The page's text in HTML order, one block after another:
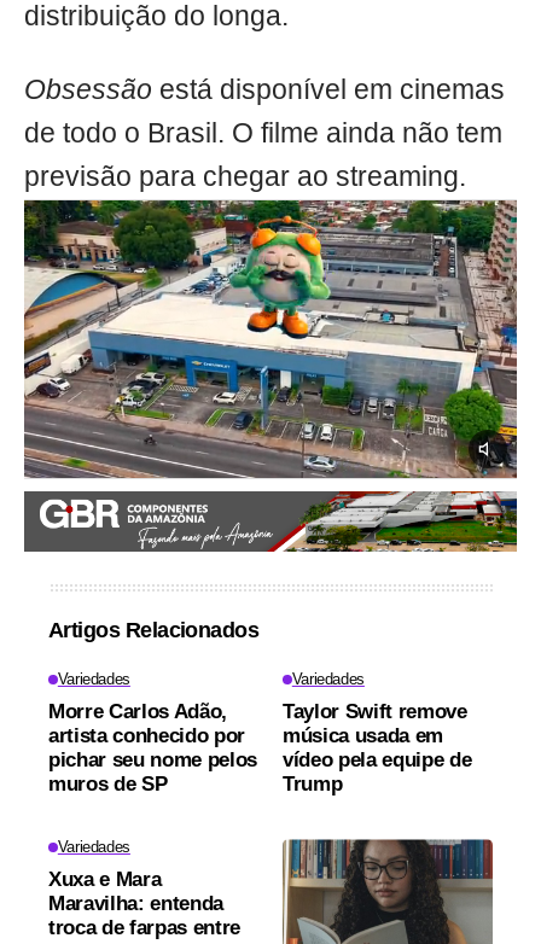
distribuição do longa.
Obsessão está disponível em cinemas
de todo o Brasil. O filme ainda não tem
previsão para chegar ao streaming.
Artigos Relacionados
Variedades
Morre Carlos Adão,
artista conhecido por
pichar seu nome pelos
muros de SP
Variedades
Taylor Swift remove
música usada em
vídeo pela equipe de
Trump
Variedades
Xuxa e Mara
Maravilha: entenda
troca de farpas entre